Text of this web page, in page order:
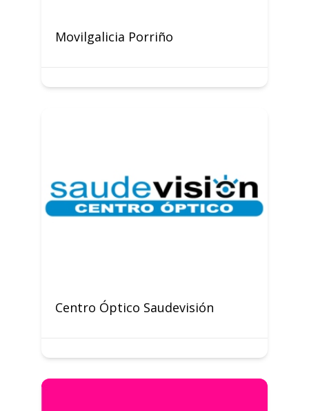
Movilgalicia Porriño
Centro Óptico Saudevisión